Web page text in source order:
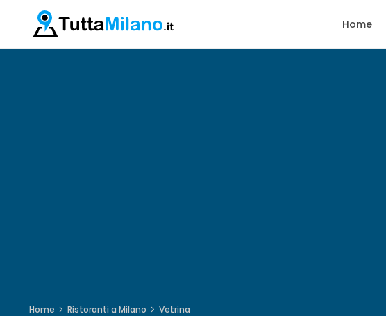
Home
Home Ristoranti a Milano Vetrina